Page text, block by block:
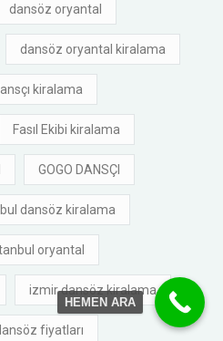
dansöz oryantal
dansöz oryantal kiralama
kiralama
Fasıl Ekibi kiralama
GOGO DANSÇI
dansöz kiralama
oryantal
izmir dansöz kiralama
fiyatları
HEMEN ARA